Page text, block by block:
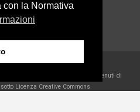
Amministrazione
dove diversamente specificato, i contenuti di
Licenza Creative Commons
con la Normativa